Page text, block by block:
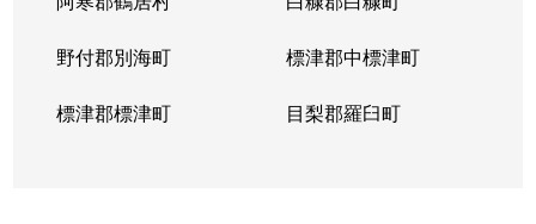
野付郡別海町 標津郡中標津町
標津郡標津町 目梨郡羅臼町